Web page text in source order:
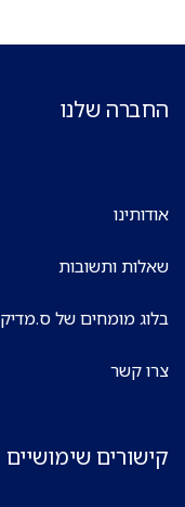
החברה שלנו
אודותינו
שאלות ותשובות
בלוג מומחים של ס.מדיק
צרו קשר
קישורים שימושיים